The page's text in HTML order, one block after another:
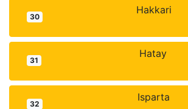
30
Hakkari
31
Hatay
32
Isparta